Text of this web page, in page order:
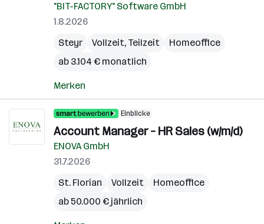
"BIT-FACTORY" Software GmbH
1.8.2026
Steyr
Vollzeit, Teilzeit
Homeoffice
ab 3.104 € monatlich
Merken
Einblicke
Account Manager – HR Sales (w/m/d)
ENOVA GmbH
31.7.2026
St. Florian
Vollzeit
Homeoffice
ab 50.000 € jährlich